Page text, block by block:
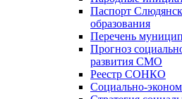
Паспорт
образования
Перечень
Прогноз
развития СМО
Реестр СОНКО
Социально-